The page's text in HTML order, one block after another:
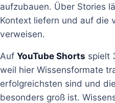
aufzubauen. Über Stories
Kontext liefern und auf die
verweisen.
Auf YouTube Shorts spielt
weil hier Wissensformate
erfolgreichsten sind und
besonders groß ist.